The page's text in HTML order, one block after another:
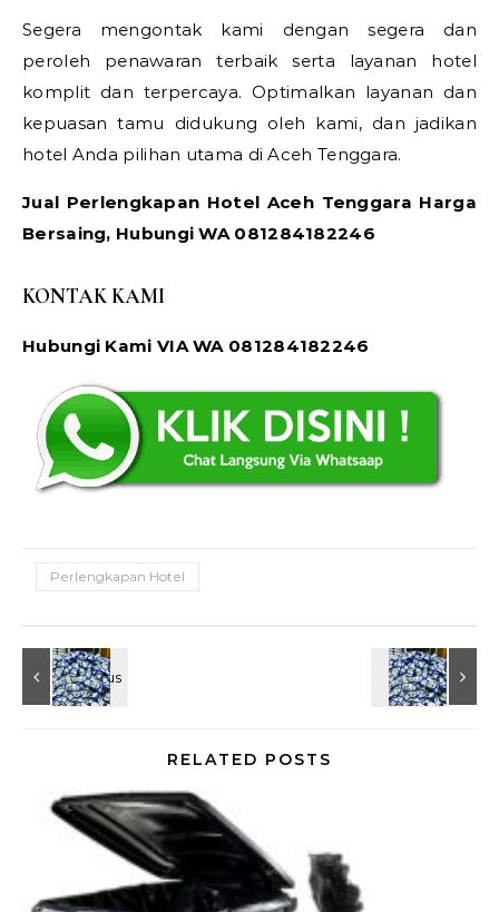
Segera mengontak kami dengan segera dan
peroleh penawaran terbaik serta layanan hotel
komplit dan terpercaya. Optimalkan layanan dan
kepuasan tamu didukung oleh kami, dan jadikan
hotel Anda pilihan utama di Aceh Tenggara.
Jual Perlengkapan Hotel Aceh Tenggara Harga
Bersaing, Hubungi WA 081284182246
KONTAK KAMI
Hubungi Kami VIA WA 081284182246
Perlengkapan Hotel
RELATED POSTS